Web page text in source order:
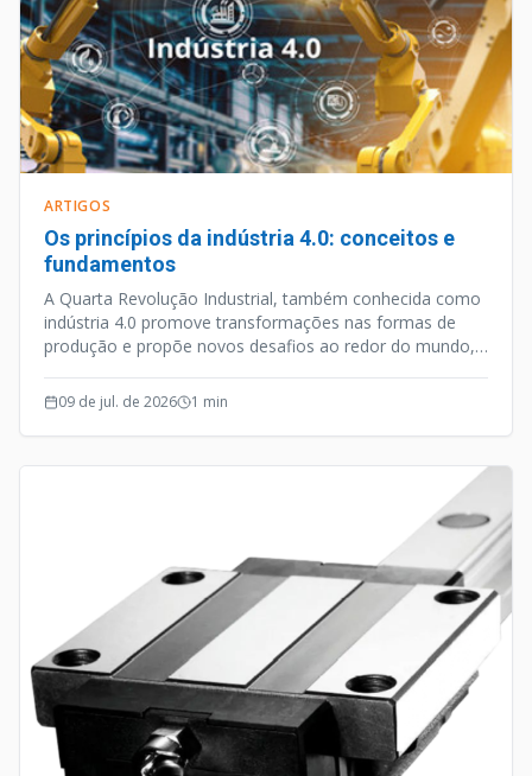
ARTIGOS
Os princípios da indústria 4.0: conceitos e
fundamentos
A Quarta Revolução Industrial, também conhecida como
indústria 4.0 promove transformações nas formas de
produção e propõe novos desafios ao redor do mundo,
fabricam, melhoram e distribuem seus produtos.
09 de jul. de 2026 1 min